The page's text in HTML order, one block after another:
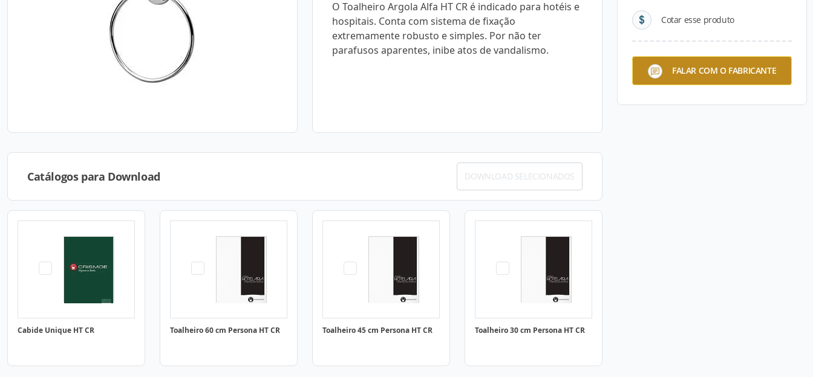
O Toalheiro Argola Alfa HT CR é indicado para hotéis e
hospitais. Conta com sistema de fixação
extremamente robusto e simples. Por não ter
parafusos aparentes, inibe atos de vandalismo.
Cotar esse produto
FALAR COM O FABRICANTE
Catálogos para Download DOWNLOAD SELECIONADOS
Cabide Unique HT CR Toalheiro 60 cm Persona HT CR Toalheiro 45 cm Persona HT CR Toalheiro 30 cm Persona HT CR